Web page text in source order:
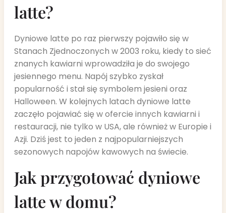
latte?
Dyniowe latte po raz pierwszy pojawiło się w
Stanach Zjednoczonych w 2003 roku, kiedy to sieć
znanych kawiarni wprowadziła je do swojego
jesiennego menu. Napój szybko zyskał
popularność i stał się symbolem jesieni oraz
Halloween. W kolejnych latach dyniowe latte
zaczęło pojawiać się w ofercie innych kawiarni i
restauracji, nie tylko w USA, ale również w Europie i
Azji. Dziś jest to jeden z najpopularniejszych
sezonowych napojów kawowych na świecie.
Jak przygotować dyniowe
latte w domu?